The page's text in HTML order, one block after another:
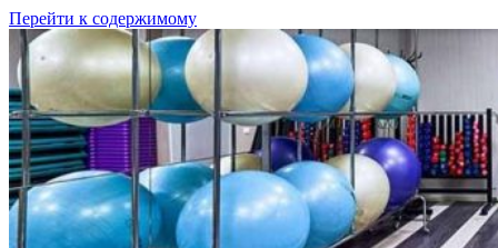
Перейти к содержимому